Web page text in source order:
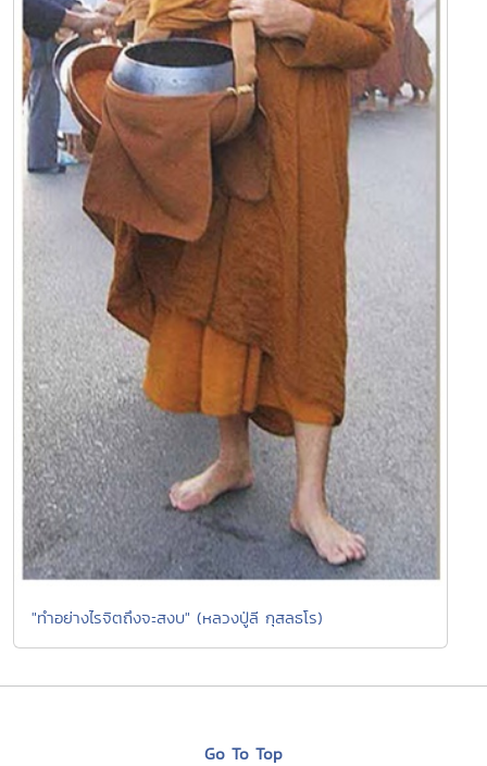
"ทำอย่างไรจิตถึงจะสงบ" (หลวงปู่ลี กุสลธโร)
Go To Top